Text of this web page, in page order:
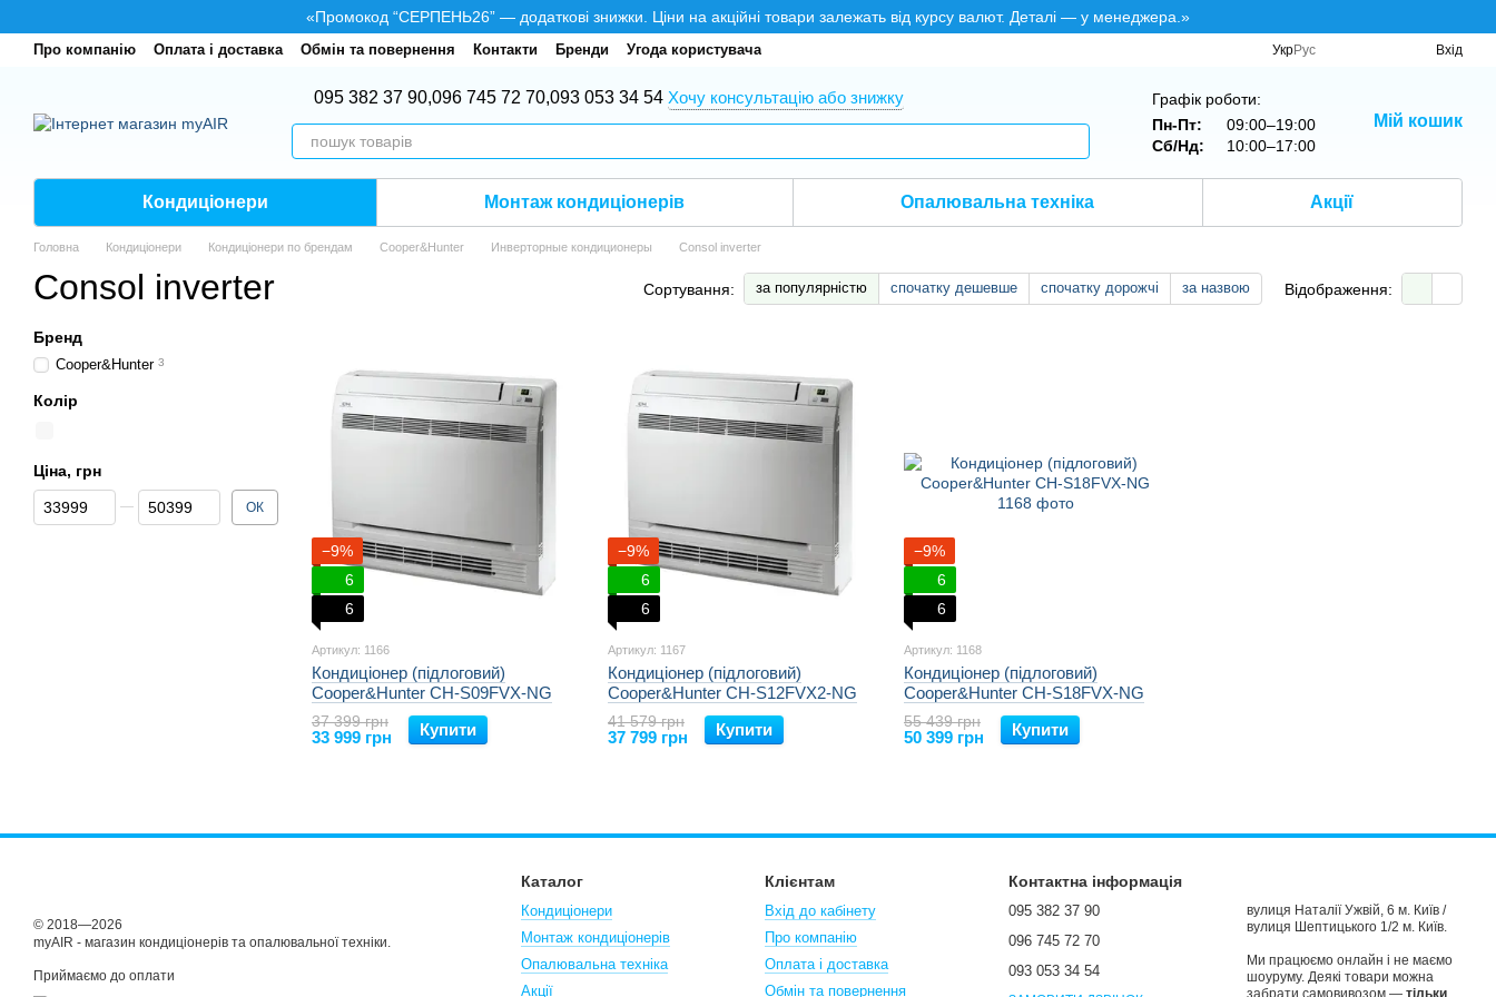
«Промокод “СЕРПЕНЬ26” — додаткові знижки. Ціни на акційні товари залежать від курсу валют. Деталі — у менеджера.»
Про компанію Оплата і доставка Обмін та повернення Контакти Бренди Угода користувача УкрРус Вхід
095 382 37 90,096 745 72 70,093 053 34 54 Хочу консультацію або знижку
Графік роботи:
Пн-Пт:
09:00–19:00
Сб/Нд:
10:00–17:00
Мій кошик
Кондиціонери Монтаж кондиціонерів Опалювальна техніка Акції
Головна Кондиціонери Кондиціонери по брендам Cooper&Hunter Инверторные кондиционеры Consol inverter
Consol inverter Сортування: за популярністю спочатку дешевше спочатку дорожчі за назвою Відображення:
−9%
6
6
Артикул: 1166
Кондиціонер (підлоговий)
Cooper&Hunter CH-S09FVX-NG
37 399 грн
33 999 грн Купити
−9%
6
6
Артикул: 1167
Кондиціонер (підлоговий)
Cooper&Hunter CH-S12FVX2-NG
41 579 грн
37 799 грн Купити
−9%
6
6
Артикул: 1168
Кондиціонер (підлоговий)
Cooper&Hunter CH-S18FVX-NG
55 439 грн
50 399 грн Купити
Бренд
Cooper&Hunter 3
Колір
Ціна, грн
Від Ціна, грн
До Ціна, грн ОК
© 2018—2026
myAIR - магазин кондиціонерів та опалювальної техніки.
Приймаємо до оплати
Каталог
Кондиціонери
Монтаж кондиціонерів
Опалювальна техніка
Акції
Клієнтам
Вхід до кабінету
Про компанію
Оплата і доставка
Обмін та повернення
Контактна інформація
095 382 37 90
096 745 72 70
093 053 34 54
вулиця Наталії Ужвій, 6 м. Київ /
вулиця Шептицького 1/2 м. Київ.
Ми працюємо онлайн і не маємо
шоуруму. Деякі товари можна
забрати самовивозом — тільки